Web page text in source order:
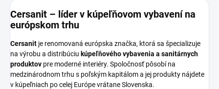
Cersanit – líder v kúpeľňovom vybavení na
európskom trhu
Cersanit je renomovaná európska značka, ktorá sa špecializuje
na výrobu a distribúciu kúpeľňového vybavenia a sanitárnych
produktov pre moderné interiéry. Spoločnosť pôsobí na
medzinárodnom trhu s poľským kapitálom a jej produkty nájdete
v kúpeľniach po celej Európe vrátane Slovenska.